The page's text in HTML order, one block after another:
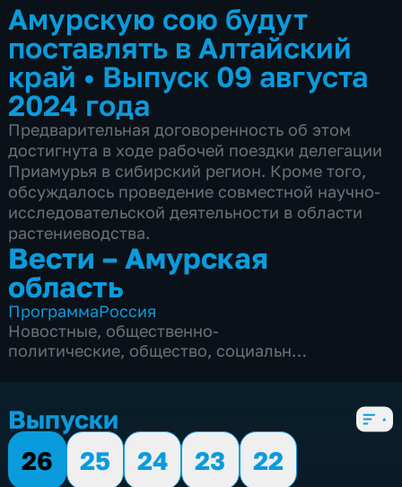
для жены бойца
СВО
Амурскую сою будут
поставлять в Алтайский
край • Выпуск 09 августа
2024 года
Предварительная договоренность об этом
достигнута в ходе рабочей поездки делегации
Приамурья в сибирский регион. Кроме того,
обсуждалось проведение совместной научно-
исследовательской деятельности в области
растениеводства.
Вести – Амурская
область
ПрограммаРоссия
Новостные, общественно-
политические, общество, социально-
Выпуски
26
25 24 23
22